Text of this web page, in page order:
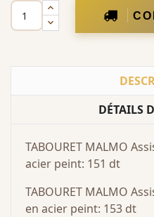
DÉTAILS
TABOURET MALMO
acier peint: 151 dt
TABOURET MALMO
en acier peint: 153 dt